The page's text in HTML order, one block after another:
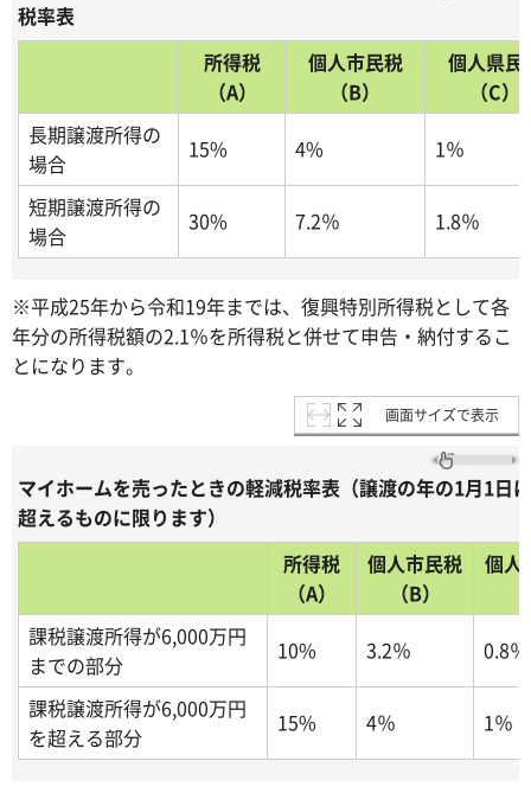
税率表
所得税
（A）
個人市民税
（B）
個人県民
（C）
長期譲渡所得の
場合
15% 4% 1％
短期譲渡所得の
場合
30% 7.2％ 1.8％
※平成25年から令和19年までは、復興特別所得税として各
年分の所得税額の2.1％を所得税と併せて申告・納付するこ
とになります。
画面サイズで表示
マイホームを売ったときの軽減税率表（譲渡の年の1月1日
超えるものに限ります）
所得税
（A）
個人市民税
（B）
個人
課税譲渡所得が6,000万円
までの部分
10% 3.2％ 0.8％
課税譲渡所得が6,000万円
を超える部分
15% 4％ 1％